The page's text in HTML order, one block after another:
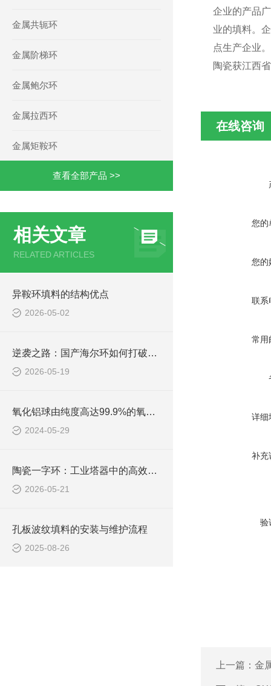
金属共轭环
金属阶梯环
金属鲍尔环
金属拉西环
金属矩鞍环
查看全部产品 >>
相关文章
RELATED ARTICLES
异鞍环填料的结构优点
2026-05-02
逆袭之路：国产海尔环如何打破海外技术垄断
2026-05-19
氧化铝球由纯度高达99.9%的氧化铝制成
2024-05-29
陶瓷一字环：工业塔器中的高效结构化填料
2026-05-21
孔板波纹填料的安装与维护流程
2025-08-26
企业的产品
业的填料。
点生产企业
陶瓷获江西
在线咨询
您的
您的
联系
常用
详细
补充
验
上一篇： 金